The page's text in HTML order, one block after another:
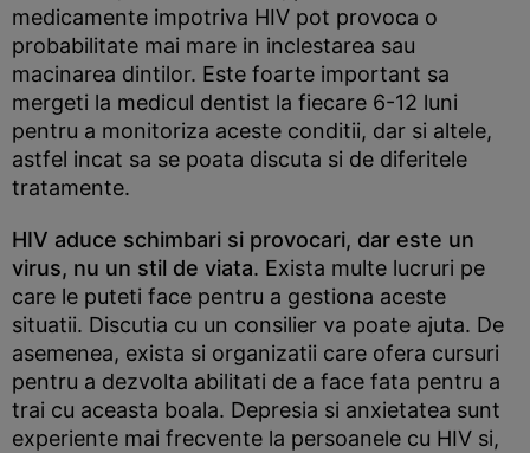
medicamente impotriva HIV pot provoca o
probabilitate mai mare in inclestarea sau
macinarea dintilor. Este foarte important sa
mergeti la medicul dentist la fiecare 6-12 luni
pentru a monitoriza aceste conditii, dar si altele,
astfel incat sa se poata discuta si de diferitele
tratamente.
HIV aduce schimbari si provocari, dar este un
virus, nu un stil de viata. Exista multe lucruri pe
care le puteti face pentru a gestiona aceste
situatii. Discutia cu un consilier va poate ajuta. De
asemenea, exista si organizatii care ofera cursuri
pentru a dezvolta abilitati de a face fata pentru a
trai cu aceasta boala. Depresia si anxietatea sunt
experiente mai frecvente la persoanele cu HIV si,